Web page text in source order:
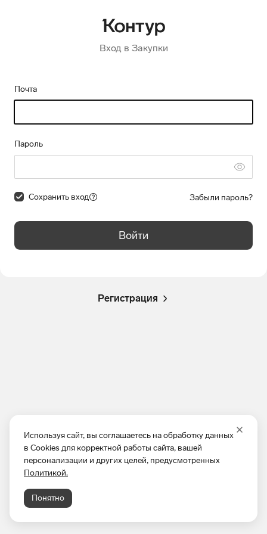
Используя сайт, вы соглашаетесь на обработку данных
в Cookies для корректной работы сайта, вашей
персонализации и других целей, предусмотренных
Политикой.
Понятно
Вход в Закупки
Почта
Пароль
Сохранить вход Забыли пароль?
Войти
Регистрация